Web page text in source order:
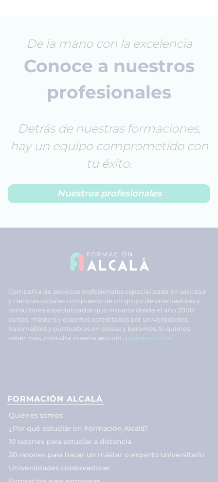
De la mano con la excelencia
Conoce a nuestros
profesionales
Detrás de nuestras formaciones,
hay un equipo comprometido con
tu éxito.
Nuestros profesionales
Compañía de servicios profesionales especializada en sanidad
y ciencias sociales compuesto de un grupo de orientadores y
consultores especializados que imparte desde el año 2000
cursos, másters y expertos acreditados por universidades,
baremables y puntuables en bolsas y baremos. Si quieres
saber más, consulta nuestra sección quiénes somos
FORMACIÓN ALCALÁ
Quiénes somos
¿Por qué estudiar en Formación Alcalá?
10 razones para estudiar a distancia
20 razones para hacer un máster o experto universitario
Universidades colaboradoras